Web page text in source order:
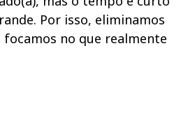
Por isso, eliminamos
no que realmente